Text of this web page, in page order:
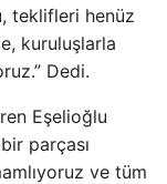
teklifleri henüz
kuruluşlarla
Dedi.
Eşelioğlu
parçası
ve tüm